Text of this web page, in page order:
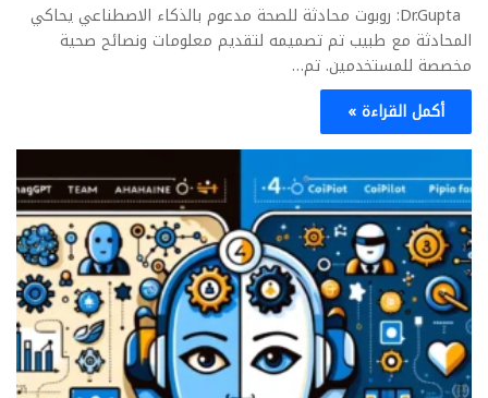
Dr.Gupta: روبوت محادثة للصحة مدعوم بالذكاء الاصطناعي يحاكي
المحادثة مع طبيب تم تصميمه لتقديم معلومات ونصائح صحية
مخصصة للمستخدمين. تم…
أكمل القراءة »